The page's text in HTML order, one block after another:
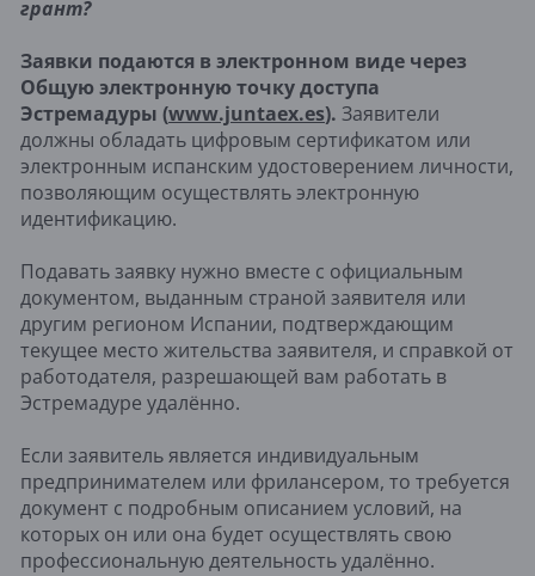
грант?
Заявки подаются в электронном виде через
Общую электронную точку доступа
Эстремадуры (www.juntaex.es). Заявители
должны обладать цифровым сертификатом или
электронным испанским удостоверением личности,
позволяющим осуществлять электронную
идентификацию.
Подавать заявку нужно вместе с официальным
документом, выданным страной заявителя или
другим регионом Испании, подтверждающим
текущее место жительства заявителя, и справкой от
работодателя, разрешающей вам работать в
Эстремадуре удалённо.
Если заявитель является индивидуальным
предпринимателем или фрилансером, то требуется
документ с подробным описанием условий, на
которых он или она будет осуществлять свою
профессиональную деятельность удалённо.